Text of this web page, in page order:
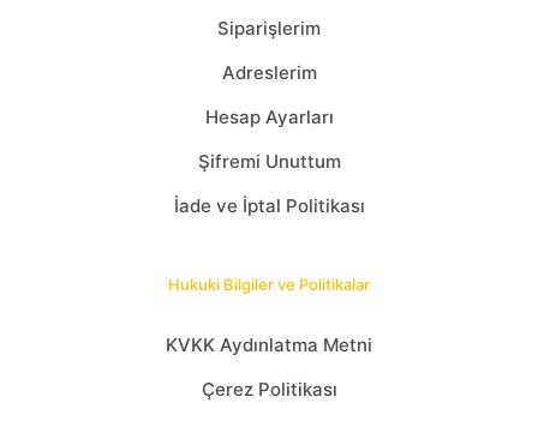
Siparişlerim
Adreslerim
Hesap Ayarları
Şifremi Unuttum
İade ve İptal Politikası
Hukuki Bilgiler ve Politikalar
KVKK Aydınlatma Metni
Çerez Politikası